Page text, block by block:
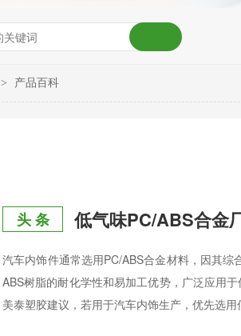
> 产品百科
头 条 低气味PC/ABS合金
汽车内饰件通常选用PC/ABS合金材料，因其
ABS树脂的耐化学性和易加工优势，广泛应用
美泰塑胶建议，若用于汽车内饰生产，优先选用